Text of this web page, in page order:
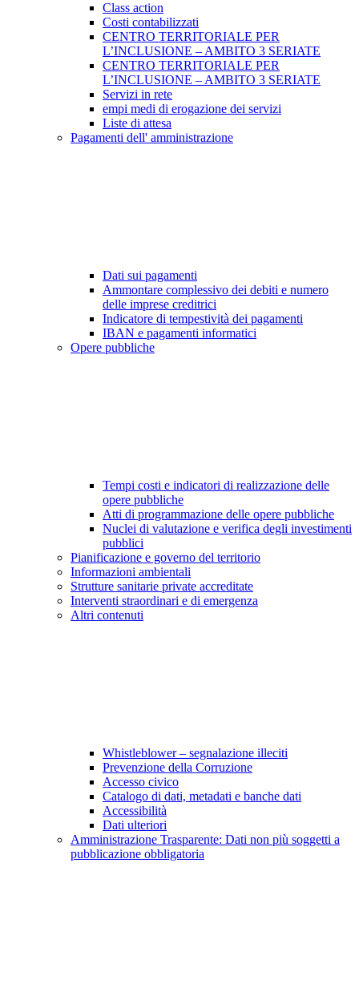
Class action
Costi contabilizzati
CENTRO TERRITORIALE PER
L’INCLUSIONE – AMBITO 3 SERIATE
CENTRO TERRITORIALE PER
L’INCLUSIONE – AMBITO 3 SERIATE
Servizi in rete
empi medi di erogazione dei servizi
Liste di attesa
Pagamenti dell' amministrazione
Dati sui pagamenti
Ammontare complessivo dei debiti e numero
delle imprese creditrici
Indicatore di tempestività dei pagamenti
IBAN e pagamenti informatici
Opere pubbliche
Tempi costi e indicatori di realizzazione delle
opere pubbliche
Atti di programmazione delle opere pubbliche
Nuclei di valutazione e verifica degli investimenti
pubblici
Pianificazione e governo del territorio
Informazioni ambientali
Strutture sanitarie private accreditate
Interventi straordinari e di emergenza
Altri contenuti
Whistleblower – segnalazione illeciti
Prevenzione della Corruzione
Accesso civico
Catalogo di dati, metadati e banche dati
Accessibilità
Dati ulteriori
Amministrazione Trasparente: Dati non più soggetti a
pubblicazione obbligatoria